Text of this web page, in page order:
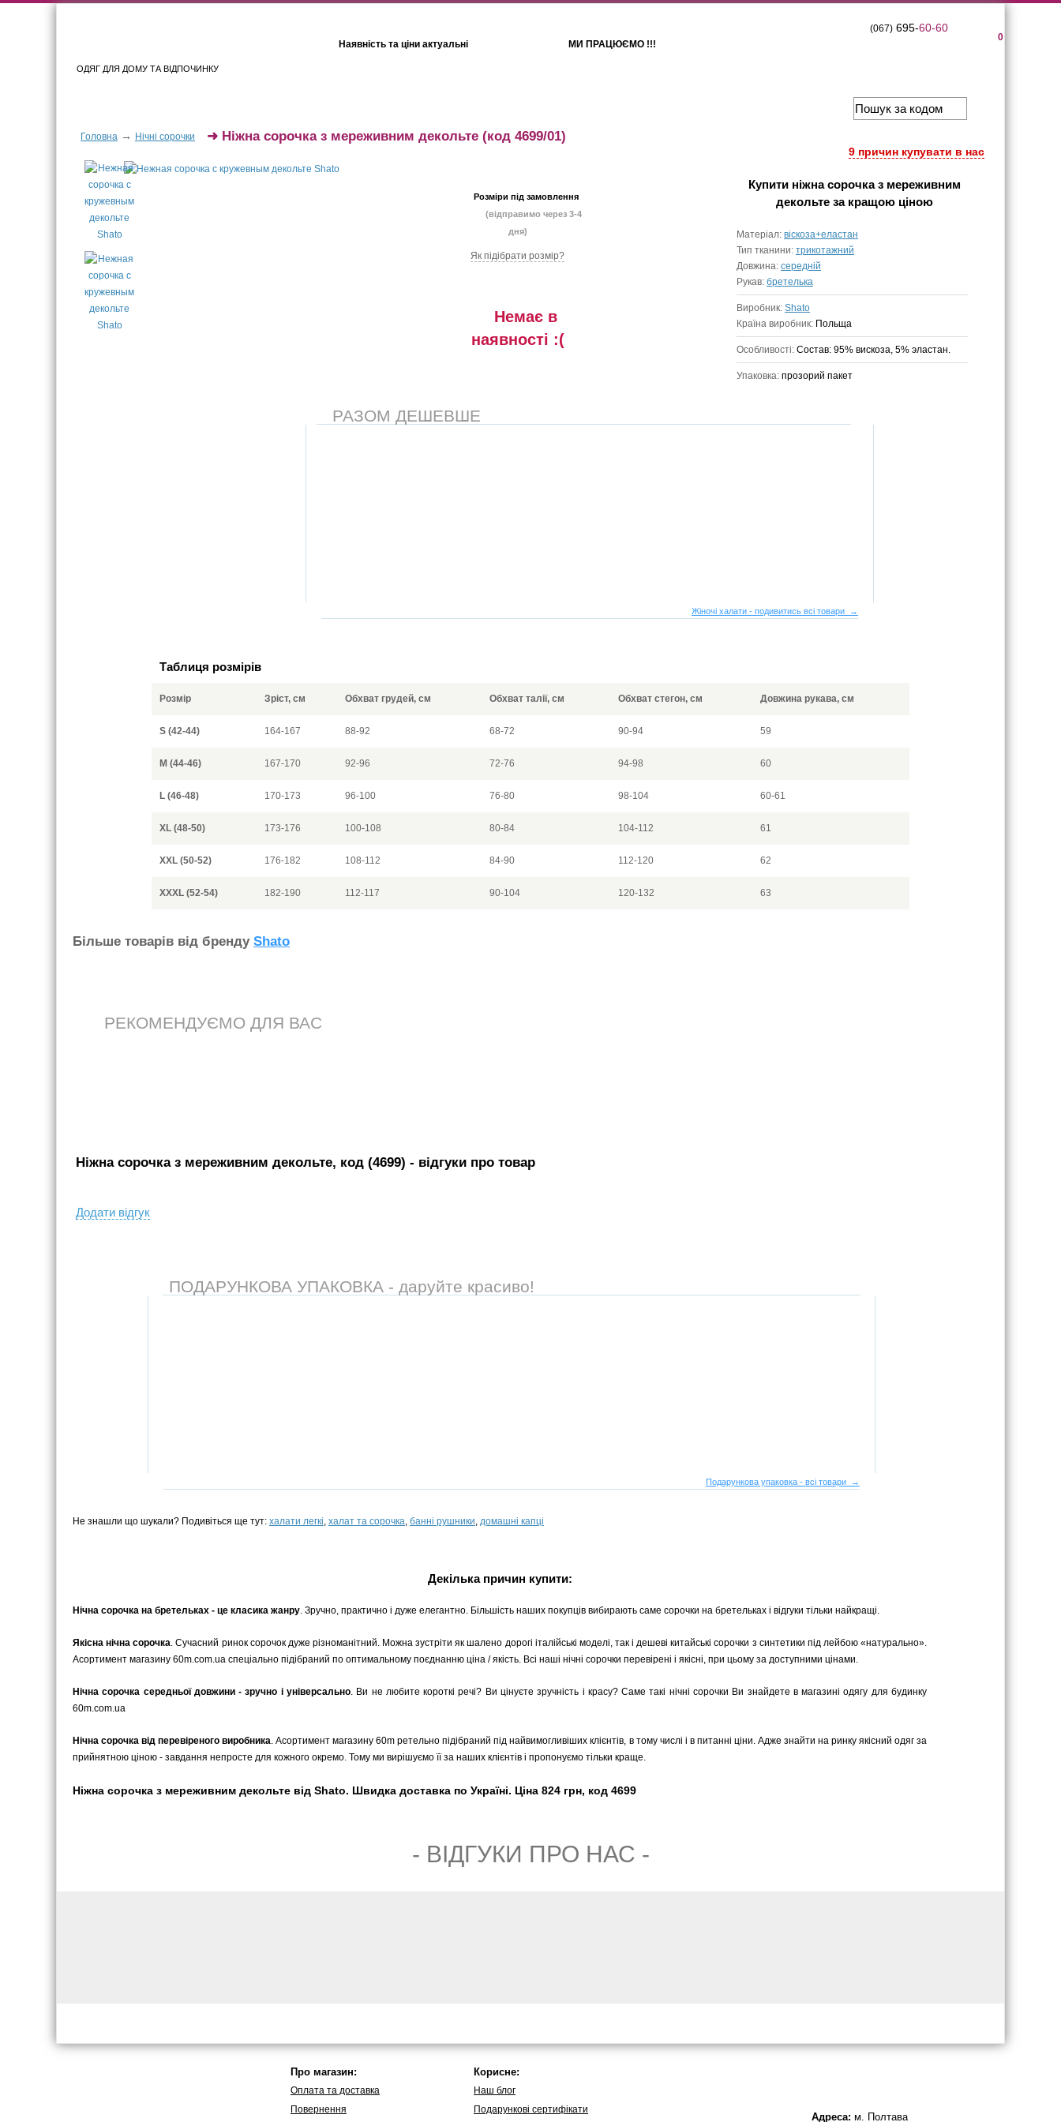
ОДЯГ ДЛЯ ДОМУ ТА ВІДПОЧИНКУ
Наявність та ціни актуальні МИ ПРАЦЮЄМО !!!
0
(067)695-60-60
Головна → Нічні сорочки
9 причин купувати в нас
➜ Ніжна сорочка з мереживним декольте (код 4699/01)
Розміри під замовлення
(відправимо через 3-4
дня)
Як підібрати розмір?
Немає в
наявностi :(
Купити ніжна сорочка з мереживним
декольтеза кращою ціною
Матеріал: віскоза+еластан
Тип тканини: трикотажний
Довжина: середній
Рукав: бретелька
Виробник: Shato
Країна виробник: Польща
Особливості: Состав: 95% вискоза, 5% эластан.
Упаковка: прозорий пакет
РАЗОМ ДЕШЕВШЕ
Жіночі халати - подивитись всі товари →
Таблиця розмірів
Розмір Зріст, см Обхват грудей, см Обхват талії, см Обхват стегон, см Довжина рукава, см
S (42-44) 164-167 88-92 68-72 90-94 59
M (44-46) 167-170 92-96 72-76 94-98 60
L (46-48) 170-173 96-100 76-80 98-104 60-61
XL (48-50) 173-176 100-108 80-84 104-112 61
XXL (50-52) 176-182 108-112 84-90 112-120 62
XXXL (52-54) 182-190 112-117 90-104 120-132 63
Бiльше товарiв вiд бренду Shato
РЕКОМЕНДУЄМО ДЛЯ ВАС
Ніжна сорочка з мереживним декольте, код (4699) - вiдгуки про товар
Додати вiдгук
ПОДАРУНКОВА УПАКОВКА - даруйте красиво!
Подарункова упаковка - всі товари →
Не знашли що шукали? Подивіться ще тут: халати легкі, халат та сорочка, банні рушники, домашні капці
Декілька причин купити:
Нічна сорочка на бретельках - це класика жанру. Зручно, практично і дуже елегантно. Більшість наших покупців вибирають саме сорочки на бретельках і відгуки тільки найкращі.
Якісна нічна сорочка. Сучасний ринок сорочок дуже різноманітний. Можна зустріти як шалено дорогі італійські моделі, так і дешеві китайські сорочки з синтетики під лейбою «натурально».
Асортимент магазину 60m.com.ua спеціально підібраний по оптимальному поєднанню ціна / якість. Всі наші нічні сорочки перевірені і якісні, при цьому за доступними цінами.
Нічна сорочка середньої довжини - зручно і універсально. Ви не любите короткі речі? Ви цінуєте зручність і красу? Саме такі нічні сорочки Ви знайдете в магазині одягу для будинку
60m.com.ua
Нічна сорочка від перевіреного виробника. Асортимент магазину 60m ретельно підібраний під найвимогливіших клієнтів, в тому числі і в питанні ціни. Адже знайти на ринку якісний одяг за
прийнятною ціною - завдання непросте для кожного окремо. Тому ми вирішуємо її за наших клієнтів і пропонуємо тільки краще.
Ніжна сорочка з мереживним декольте від Shato. Швидка доставка по Україні. Ціна 824 грн, код 4699
- ВIДГУКИ ПРО НАС -
Про магазин:
Оплата та доставка
Повернення
Корисне:
Наш блог
Подарункові сертифікати
Адреса: м. Полтава